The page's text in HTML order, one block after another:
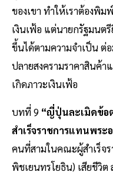
ของเขา ทำให้เราต้องพิ
เงินเฟ้อ แต่นายกรัฐมน
ขึ้นได้ตามความจำเป็น ต่
ปลายสงครามราคาสินค้า
เกิดภาวะเงินเฟ้อ
บทที่ 9 “ญี่ปุ่นละเมิดข้อ
สำเร็จราชการแทนพระ
คนที่สามในคณะผู้สำเร็จ
พิชเยนทรโยธิน) เสียชีวิต